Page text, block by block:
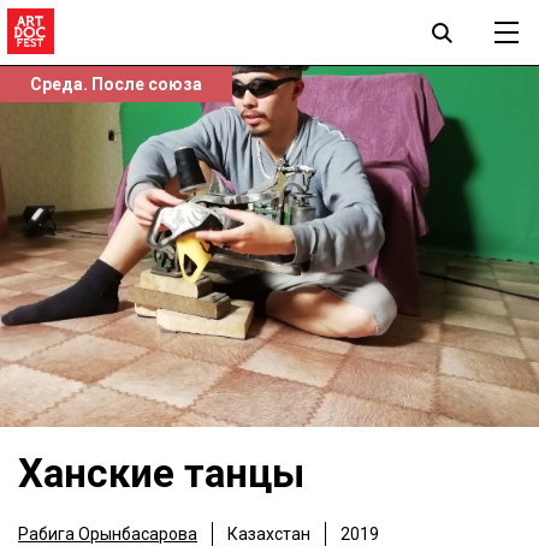
Среда. После союза
Ханские танцы
Рабига Орынбасарова Казахстан 2019